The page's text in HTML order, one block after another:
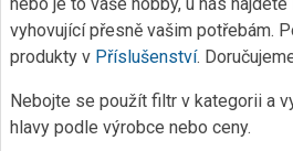
vyhovující přesně vašim potřebám.
produkty v Příslušenství.
Nebojte se použít filtr v kategorii a
hlavy podle výrobce nebo ceny.